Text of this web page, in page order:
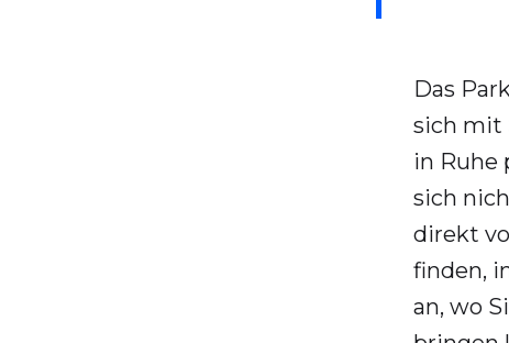
Das
sich mit
in Ruhe
sich
direkt
finden,
an, wo